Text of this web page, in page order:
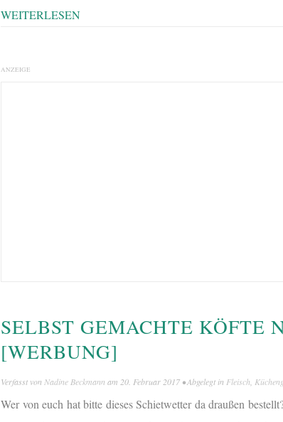
WEITERLESEN
ANZEIGE
SELBST GEMACHTE KÖFTE
[WERBUNG]
Verfasst von Nadine Beckmann am 20. Februar 2017 • Abgelegt in Fleisch,
Wer von euch hat bitte dieses Schietwetter da draußen